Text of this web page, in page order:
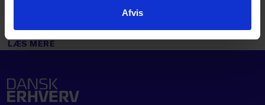
Afvis
LÆS MERE